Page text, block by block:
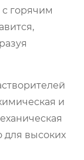
с горячим
и
для высоких